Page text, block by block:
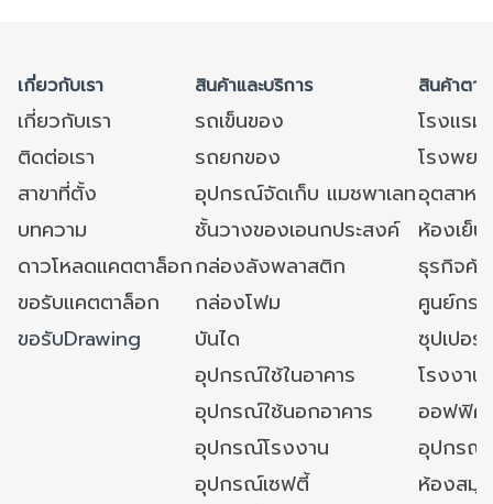
เกี่ยวกับเรา สินค้าและบริการ สินค้าตา
เกี่ยวกับเรา รถเข็นของ
โรงแร
ติดต่อเรา
รถยกของ
โรงพย
สาขาที่ตั้ง
อุปกรณ์จัดเก็บ แมชพาเลทอุตสาหก
บทความ
ชั้นวางของเอนกประสงค์
ห้องเย็
ดาวโหลดแคตตาล็อกกล่องลังพลาสติก
ธุรกิจค้
ขอรับแคตตาล็อก
กล่องโฟม
ศูนย์กร
ขอรับDrawing
บันได
ซุปเปอ
อุปกรณ์ใช้ในอาคาร
โรงงา
อุปกรณ์ใช้นอกอาคาร
ออฟฟิศ/
อุปกรณ์โรงงาน
อุปกรณ์
อุปกรณ์เซฟตี้
ห้องสมุ